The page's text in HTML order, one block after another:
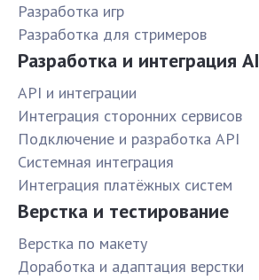
Разработка игр
Разработка для стримеров
Разработка и интеграция AI
API и интеграции
Интеграция сторонних сервисов
Подключение и разработка API
Системная интеграция
Интеграция платёжных систем
Верстка и тестирование
Верстка по макету
Доработка и адаптация верстки